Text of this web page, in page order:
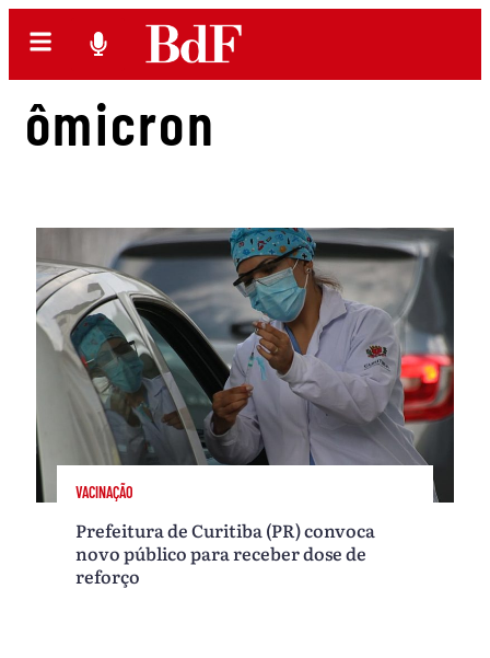
ômicron
VACINAÇÃO
Prefeitura de Curitiba (PR) convoca
novo público para receber dose de
reforço